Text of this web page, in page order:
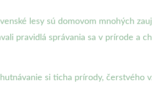
lesy sú domovom mnohých
pravidlá správania sa v prírode a
si ticha prírody, čerstvého